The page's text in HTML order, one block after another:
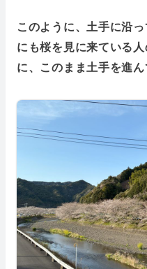
このように、土手に沿
にも桜を見に来ている
に、このまま土手を進ん